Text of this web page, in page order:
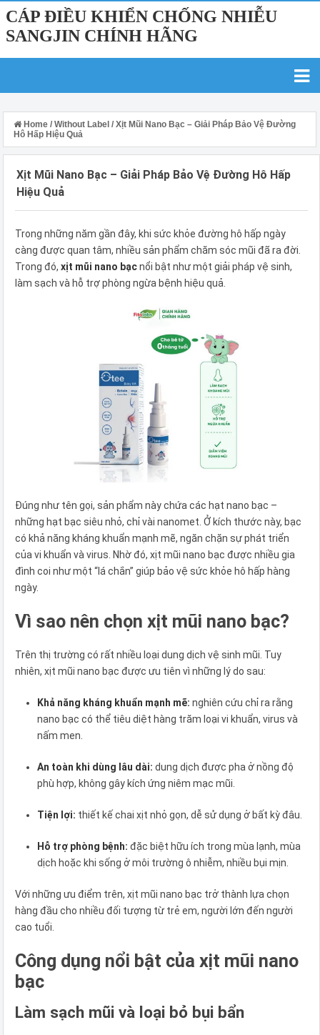
CÁP ĐIỀU KHIỂN CHỐNG NHIỄU
SANGJIN CHÍNH HÃNG
Home / Without Label / Xịt Mũi Nano Bạc – Giải Pháp Bảo Vệ Đường
Hô Hấp Hiệu Quả
Xịt Mũi Nano Bạc – Giải Pháp Bảo Vệ Đường Hô Hấp
Hiệu Quả
Trong những năm gần đây, khi sức khỏe đường hô hấp ngày
càng được quan tâm, nhiều sản phẩm chăm sóc mũi đã ra đời.
Trong đó, xịt mũi nano bạcnổi bật như một giải pháp vệ sinh,
làm sạch và hỗ trợ phòng ngừa bệnh hiệu quả.
Đúng như tên gọi, sản phẩm này chứa các hạt nano bạc –
những hạt bạc siêu nhỏ, chỉ vài nanomet. Ở kích thước này, bạc
có khả năng kháng khuẩn mạnh mẽ, ngăn chặn sự phát triển
của vi khuẩn và virus. Nhờ đó, xịt mũi nano bạc được nhiều gia
đình coi như một “lá chắn” giúp bảo vệ sức khỏe hô hấp hàng
ngày.
Vì sao nên chọn xịt mũi nano bạc?
Trên thị trường có rất nhiều loại dung dịch vệ sinh mũi. Tuy
nhiên, xịt mũi nano bạc được ưu tiên vì những lý do sau:
Khả năng kháng khuẩn mạnh mẽ: nghiên cứu chỉ ra rằng
nano bạc có thể tiêu diệt hàng trăm loại vi khuẩn, virus và
nấm men.
An toàn khi dùng lâu dài: dung dịch được pha ở nồng độ
phù hợp, không gây kích ứng niêm mạc mũi.
Tiện lợi: thiết kế chai xịt nhỏ gọn, dễ sử dụng ở bất kỳ đâu.
Hỗ trợ phòng bệnh: đặc biệt hữu ích trong mùa lạnh, mùa
dịch hoặc khi sống ở môi trường ô nhiễm, nhiều bụi mịn.
Với những ưu điểm trên, xịt mũi nano bạc trở thành lựa chọn
hàng đầu cho nhiều đối tượng từ trẻ em, người lớn đến người
cao tuổi.
Công dụng nổi bật của xịt mũi nano
bạc
Làm sạch mũi và loại bỏ bụi bẩn